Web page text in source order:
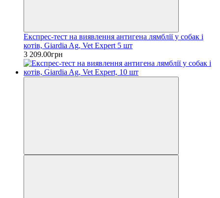
Експрес-тест на виявлення антигена лямблії у собак і
котів, Giardia Ag, Vet Expert 5 шт
3 209.00грн